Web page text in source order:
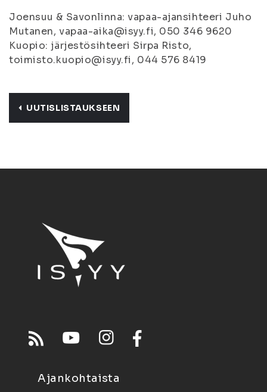
Joensuu & Savonlinna: vapaa-ajansihteeri Juho
Mutanen, vapaa-aika@isyy.fi, 050 346 9620
Kuopio: järjestösihteeri Sirpa Risto,
toimisto.kuopio@isyy.fi, 044 576 8419
UUTISLISTAUKSEEN
Ajankohtaista